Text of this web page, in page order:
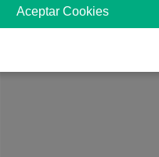
Aceptar Cookies